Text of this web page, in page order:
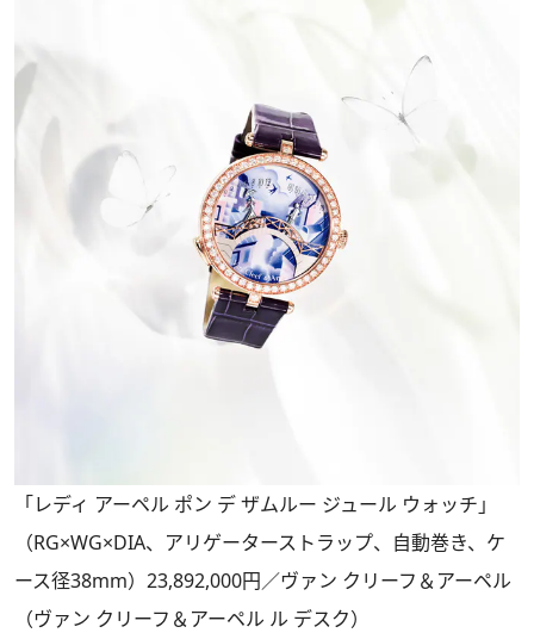
「レディ アーペル ポン デ ザムルー ジュール ウォッチ」
（RG×WG×DIA、アリゲーターストラップ、自動巻き、ケ
ース径38mm）23,892,000円／ヴァン クリーフ＆アーペル
（ヴァン クリーフ＆アーペル ル デスク）